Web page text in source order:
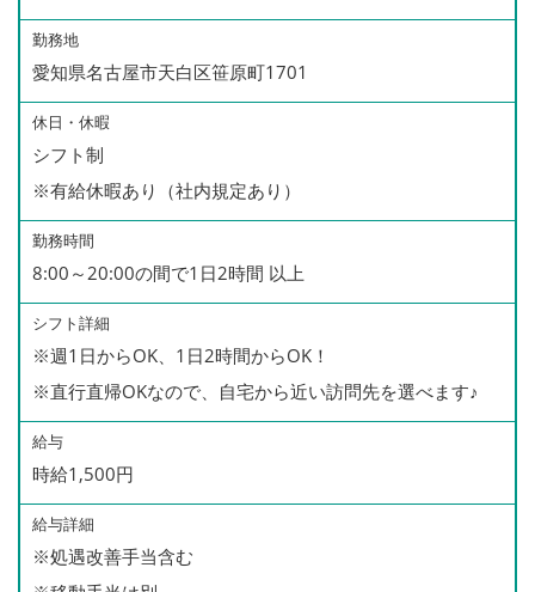
勤務地
愛知県名古屋市天白区笹原町1701
休日・休暇
シフト制
※有給休暇あり（社内規定あり）
勤務時間
8:00～20:00の間で1日2時間 以上
シフト詳細
※週1日からOK、1日2時間からOK！
※直行直帰OKなので、自宅から近い訪問先を選べます♪
給与
時給1,500円
給与詳細
※処遇改善手当含む